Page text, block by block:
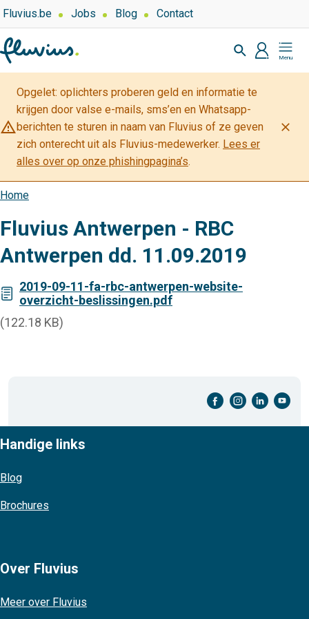
Overslaan
en
naar
de
inhoud
gaan
Top
navigation
Over
Fluvius.be Jobs Blog Contact
Zoeken
profiel
Mijn
Fluvius
warning_amber
Opgelet: oplichters proberen geld en informatie te
krijgen door valse e-mails, sms’en en Whatsapp-
berichten te sturen in naam van Fluvius of ze geven
zich onterecht uit als Fluvius-medewerker. Lees er
alles over op onze phishingpagina’s.
close
Kruimelpad
Home
Fluvius Antwerpen - RBC
Antwerpen dd. 11.09.2019
2019-09-11-fa-rbc-antwerpen-website-
overzicht-beslissingen.pdf
(122.18 KB)
facebook-cirkel instagram-cirkel linkedin-cirkel youtube-cirkel
Handige links
Blog
Brochures
Over Fluvius
Meer over Fluvius